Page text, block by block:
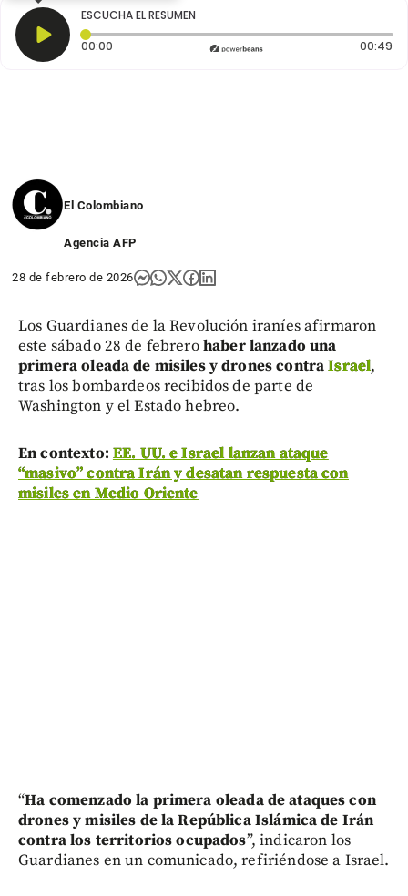
ESCUCHA EL RESUMEN
00:00 Tiempo transcurrido: 0 segundos 00:49
El Colombiano
Agencia AFP
28 de febrero de 2026
Los Guardianes de la Revolución iraníes afirmaron
este sábado 28 de febrerohaber lanzado una
primera oleada de misiles y drones contraIsrael,
tras los bombardeos recibidos de parte de
Washington y el Estado hebreo.
En contexto: EE. UU. e Israel lanzan ataque
“masivo” contra Irán y desatan respuesta con
misiles en Medio Oriente
“Ha comenzado la primera oleada de ataques con
drones y misiles de la República Islámica de Irán
contra los territorios ocupados”, indicaron los
Guardianes en un comunicado, refiriéndose a Israel.